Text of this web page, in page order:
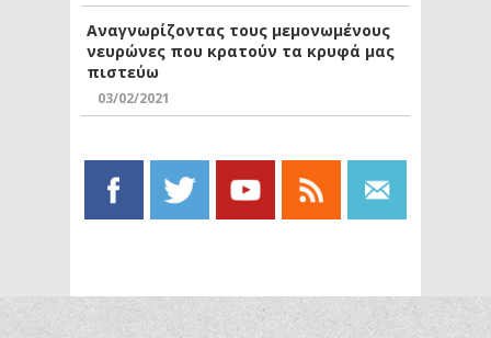
Αναγνωρίζοντας τους μεμονωμένους
νευρώνες που κρατούν τα κρυφά μας
πιστεύω
03/02/2021